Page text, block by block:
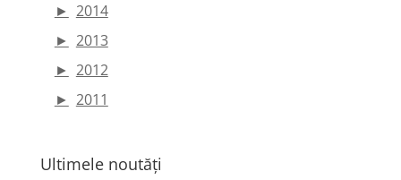
► 2014
► 2013
► 2012
► 2011
Ultimele noutăți